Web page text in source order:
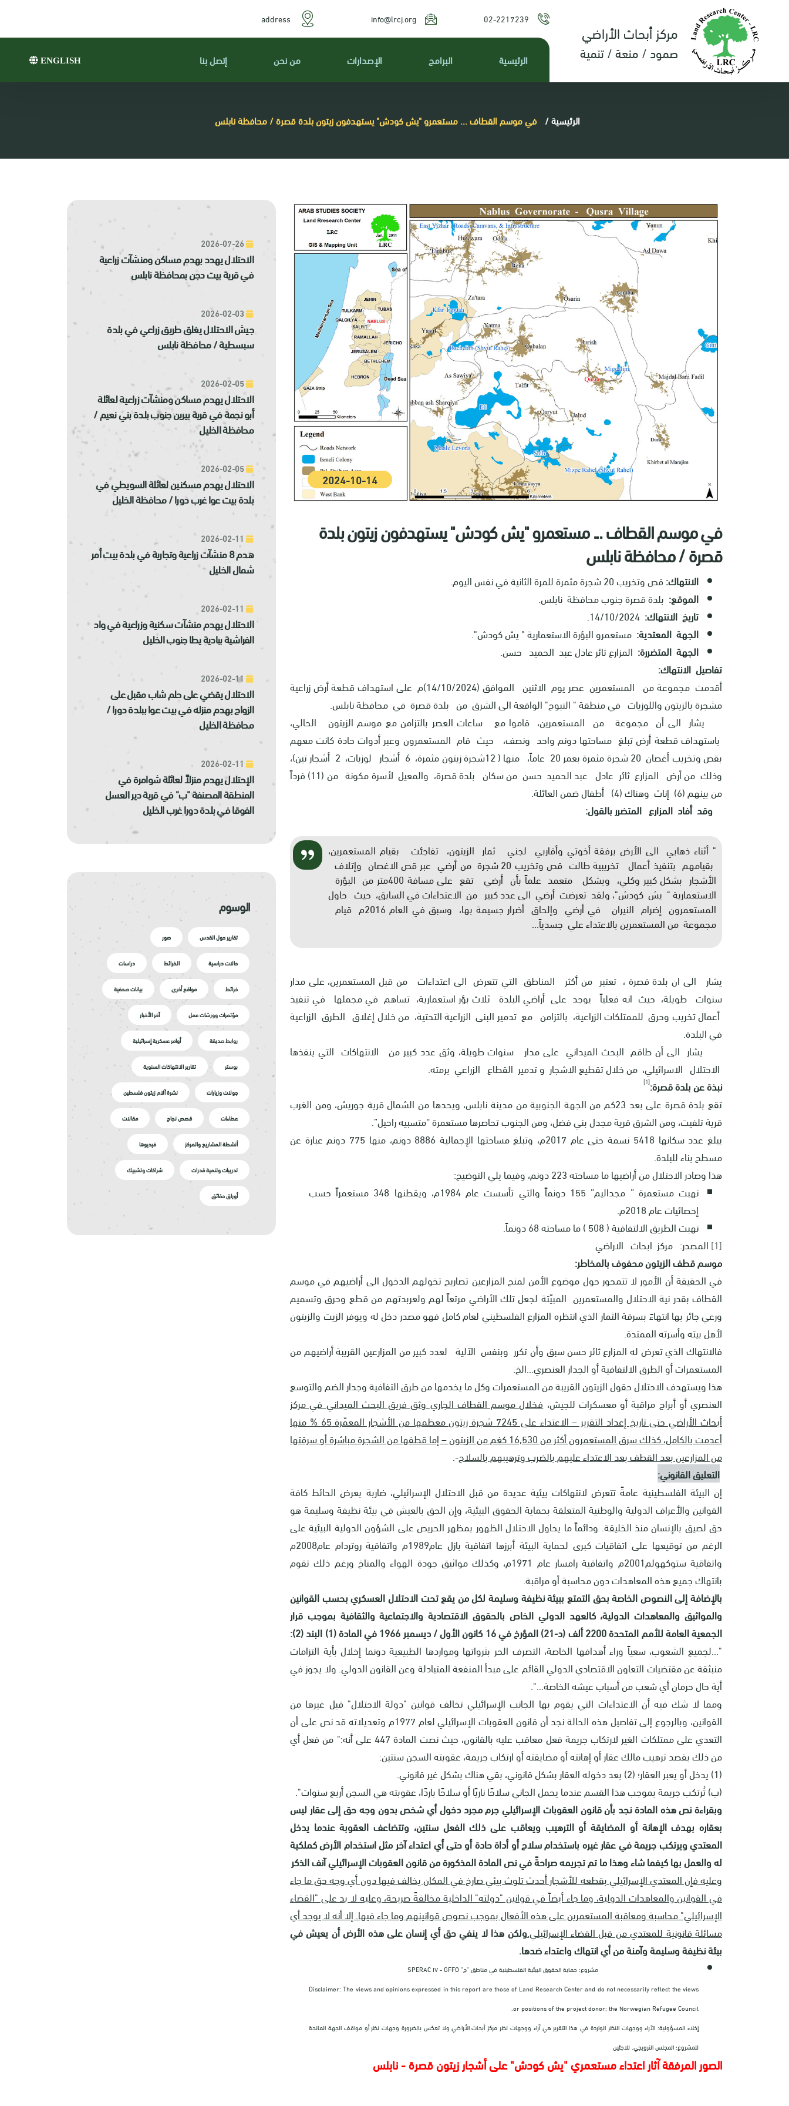
مركز أبحاث الأراضي
صمود / منعة / تنمية
02-2217239
info@lrcj.org
address
الرئيسية البرامج الإصدارات من نحن إتصل بنا ENGLISH
الرئيسية/ في موسم القطاف ... مستعمرو "يش كودش" يستهدفون زيتون بلدة قصرة / محافظة نابلس
2024-10-14
في موسم القطاف ... مستعمرو "يش كودش" يستهدفون زيتون بلدة
قصرة / محافظة نابلس
الانتهاك:قص وتخريب 20 شجرة مثمرة للمرة الثانية في نفس اليوم.
الموقع: بلدة قصرة جنوب محافظة نابلس.
تاريخ الانتهاك:
الجهة المعتدية: مستعمرو البؤرة الاستعمارية " يش كودش".
الجهة المتضررة: المزارع ثائر عادل عبد الحميد حسن.
تفاصيل الانتهاك:
أقدمت مجموعة من المستعمرين عصر يوم الاثنين الموافق (14/10/2024)م على استهداف قطعة أرض زراعية
مشجرة بالزيتون واللوزيات في منطقة " النبوح" الواقعة الى الشرق من بلدة قصرة في محافظة نابلس.
يشار الى أن مجموعة من المستعمرين، قاموا مع ساعات العصر بالتزامن مع موسم الزيتون الحالي،
باستهداف قطعة أرض تبلغ مساحتها دونم واحد ونصف، حيث قام المستعمرون وعبر أدوات حادة كانت معهم
بقص وتخريب أغصان 20 شجرة مثمرة بعمر 20 عاماً، منها ( 12شجرة زيتون مثمرة، 6 أشجار لوزيات، 2 أشجار تين)،
وذلك من أرض المزارع ثائر عادل عبد الحميد حسن من سكان بلدة قصرة، والمعيل لأسرة مكونة من (11) فرداً
من بينهم (6) إناث وهناك (4) أطفال ضمن العائلة.
وقد أفاد المزارع المتضرر بالقول:
" أثناء ذهابي الى الأرض برفقة أخوتي وأقاربي لجني ثمار الزيتون، تفاجئت بقيام المستعمرين،
بقيامهم بتنفيذ أعمال تخريبية طالت قص وتخريب 20 شجرة من أرضي عبر قص الاغصان وإتلاف
الأشجار بشكل كبير وكلي، وبشكل متعمد علماً بأن أرضي تقع على مسافة 400متر من البؤرة
الاستعمارية " يش كودش"، ولقد تعرضت أرضي الى عدد كبير من الاعتداءات في السابق، حيث حاول
المستعمرون إضرام النيران في أرضي وإلحاق أضرار جسيمة بها، وسبق في العام 2016م قيام
مجموعة من المستعمرين بالاعتداء علي جسدياً...
يشار الى ان بلدة قصرة ، تعتبر من أكثر المناطق التي تتعرض الى اعتداءات من قبل المستعمرين، على مدار
سنوات طويلة، حيث انه فعلياً يوجد على أراضي البلدة ثلاث بؤر استعمارية، تساهم في مجملها في تنفيذ
أعمال تخريب وحرق للممتلكات الزراعية، بالتزامن مع تدمير البنى الزراعية التحتية، من خلال إغلاق الطرق الزراعية
في البلدة.
يشار الى أن طاقم البحث الميداني على مدار سنوات طويلة، وثق عدد كبير من الانتهاكات التي ينفذها
الاحتلال الاسرائيلي، من خلال تقطيع الاشجار و تدمير القطاع الزراعي برمته.
نبذة عن بلدة قصرة:[1]
تقع بلدة قصرة على بعد 23كم من الجهة الجنوبية من مدينة نابلس، ويحدها من الشمال قرية جوريش، ومن الغرب
قرية تلفيت، ومن الشرق قرية مجدل بني فضل، ومن الجنوب تحاصرها مستعمرة “متسبيه راحيل”.
يبلغ عدد سكانها 5418 نسمة حتى عام 2017م، وتبلغ مساحتها الإجمالية 8886 دونم، منها 775 دونم عبارة عن
مسطح بناء للبلدة.
هذا وصادر الاحتلال من أراضيها ما مساحته 223 دونم، وفيما يلي التوضيح:
نهبت مستعمرة ” مجداليم” 155 دونماً والتي تأسست عام 1984م، ويقطنها 348 مستعمراً حسب
إحصائيات عام 2018م.
نهبت الطريق الالتفافية ( 508 ) ما مساحته 68 دونماً.
[1]المصدر: مركز ابحاث الاراضي
موسم قطف الزيتون محفوف بالمخاطر:
في الحقيقة أن الأمور لا تتمحور حول موضوع الأمن لمنح المزارعين تصاريح تخولهم الدخول الى أراضيهم في موسم
القطاف بقدر نية الاحتلال والمستعمرين المبيّتة لجعل تلك الأراضي مرتعاً لهم ولعربدتهم من قطع وحرق وتسميم
ورعي جائر بها انتهاءً بسرقة الثمار الذي انتظره المزارع الفلسطيني لعام كامل فهو مصدر دخل له ويوفر الزيت والزيتون
لأهل بيته وأسرته الممتدة.
فالانتهاك الذي تعرض له المزارع ثائر حسن سبق وأن تكرر وبنفس الآلية لعدد كبير من المزارعين القريبة أراضيهم من
المستعمرات أو الطرق الالتفافية أو الجدار العنصري...الخ.
هذا ويستهدف الاحتلال حقول الزيتون القريبة من المستعمرات وكل ما يخدمها من طرق التفافية وجدار الضم والتوسع
العنصري أو أبراج مراقبة أو معسكرات للجيش، فخلال موسم القطاف الجاري وثق فريق البحث الميداني في مركز
أبحاث الأراضي حتى تاريخ إعداد التقرير – الاعتداء على 7245 شجرة زيتون معظمها من الأشجار المعمّرة 65 % منها
أعدمت بالكامل، كذلك سرق المستعمرون أكثر من 16,530 كغم من الزيتون – إما قطفها من الشجرة مباشرة أو سرقتها
من المزارعين بعد القطف بعد الاعتداء عليهم بالضرب وترهيبهم بالسلاح-.
التعليق القانوني:
إن البيئة الفلسطينية عامةً تتعرض لانتهاكات بيئية عديدة من قبل الاحتلال الإسرائيلي، ضاربة بعرض الحائط كافة
القوانين والأعراف الدولية والوطنية المتعلقة بحماية الحقوق البيئية، وإن الحق بالعيش في بيئة نظيفة وسليمة هو
حق لصيق بالإنسان منذ الخليقة. ودائماً ما يحاول الاحتلال الظهور بمظهر الحريص على الشؤون الدولية البيئية على
الرغم من توقيعها على اتفاقيات كبرى لحماية البيئة أبرزها اتفاقية بازل عام1989م واتفاقية روتردام عام2008م
واتفاقية ستوكهولم2001م واتفاقية رامسار عام 1971م، وكذلك مواثيق جودة الهواء والمناخ ورغم ذلك تقوم
بانتهاك جميع هذه المعاهدات دون محاسبة أو مراقبة.
بالإضافة إلى النصوص الخاصة بحق التمتع ببيئة نظيفة وسليمة لكل من يقع تحت الاحتلال العسكري بحسب القوانين
والمواثيق والمعاهدات الدولية، كالعهد الدولي الخاص بالحقوق الاقتصادية والاجتماعية والثقافية بموجب قرار
الجمعية العامة للأمم المتحدة 2200 ألف (د-21) المؤرخ في 16 كانون الأول / ديسمبر 1966 في المادة (1) البند (2):
"...لجميع الشعوب، سعياً وراء أهدافها الخاصة، التصرف الحر بثرواتها ومواردها الطبيعية دونما إخلال بأية التزامات
منبثقة عن مقتضيات التعاون الاقتصادي الدولي القائم على مبدأ المنفعة المتبادلة وعن القانون الدولي. ولا يجوز في
أية حال حرمان أي شعب من أسباب عيشه الخاصة...".
ومما لا شك فيه أن الاعتداءات التي يقوم بها الجانب الإسرائيلي تخالف قوانين "دولة الاحتلال" قبل غيرها من
القوانين، وبالرجوع إلى تفاصيل هذه الحالة نجد أن قانون العقوبات الإسرائيلي لعام 1977م وتعديلاته قد نص على أن
التعدي على ممتلكات الغير لارتكاب جريمة فعل معاقب عليه بالقانون، حيث نصت المادة 447 على أنه:" من فعل أي
من ذلك بقصد ترهيب مالك عقار أو إهانته أو مضايقته أو ارتكاب جريمة، عقوبته السجن سنتين:
(1) يدخل أو يعبر العقار؛ (2) بعد دخوله العقار بشكل قانوني، بقي هناك بشكل غير قانوني.
(ب) تُرتكب جريمة بموجب هذا القسم عندما يحمل الجاني سلاحًا ناريًا أو سلاحًا باردًا، عقوبته هي السجن أربع سنوات".
وبقراءة نص هذه المادة نجد بأن قانون العقوبات الإسرائيلي جرم مجرد دخول أي شخص بدون وجه حق إلى عقار ليس
بعقاره بهدف الإهانة أو المضايقة أو الترهيب ويعاقب على ذلك الفعل سنتين، وتتضاعف العقوبة عندما يدخل
المعتدي ويرتكب جريمة في عقار غيره باستخدام سلاح أو أداة حادة أو حتى أي اعتداء آخر مثل استخدام الأرض كملكية
له والعمل بها كيفما شاء وهذا ما تم تجريمه صراحةً في نص المادة المذكورة من قانون العقوبات الإسرائيلي آنف الذكر
وعليه فإن المعتدي الإسرائيلي بقطعه للأشجار أحدث تلوث بيئي صارخ في المكان يخالف فيها دون أي وجه حق ما جاء
في القوانين والمعاهدات الدولية، وما جاء أيضاً في قوانين "دولته" الداخلية مخالفةً صريحة، وعليه لا بد على "القضاء
الإسرائيلي" محاسبة ومعاقبة المستعمرين على هذه الأفعال بموجب نصوص قوانينهم وما جاء فيها. إلا أنه لا يوجد أي
مسائلة قانونية للمعتدي من قبل القضاء الإسرائيلي.ولكن هذا لا ينفي حق أي إنسان على هذه الأرض أن يعيش في
بيئة نظيفة وسليمة وآمنة من أي انتهاك واعتداء ضدها.
مشروع: حماية الحقوق البيئية الفلسطينية في مناطق "ج" SPERAC IV - GFFO
Disclaimer: The views and opinions expressed in this report are those of Land Research Center and do not necessarily reflect the views
or positions of the project donor; the Norwegian Refugee Council.
إخلاء المسؤولية: الآراء ووجهات النظر الواردة في هذا التقرير هي آراء ووجهات نظر مركز أبحاث الأراضي ولا تعكس بالضرورة وجهات نظر أو مواقف الجهة المانحة
للمشروع؛ المجلس النرويجي. للاجئين
الصور المرفقة آثار اعتداء مستعمري "يش كودش" على أشجار زيتون قصرة - نابلس
الاحتلال يهدد بهدم مساكن ومنشآت زراعية
في قرية بيت دجن بمحافظة نابلس
جيش الاحتلال يغلق طريق زراعي في بلدة
سبسطية / محافظة نابلس
الاحتلال يهدم مساكن ومنشآت زراعية لعائلة
أبو نجمة في قرية بيرين جنوب بلدة بني نعيم /
محافظة الخليل
الاحتلال يهدم مسكنين لعائلة السويطي في
بلدة بيت عوا غرب دورا / محافظة الخليل
هدم 8 منشآت زراعية وتجارية في بلدة بيت أمر
شمال الخليل
الاحتلال يهدم منشآت سكنية وزراعية في واد
الفراشية ببادية يطا جنوب الخليل
الاحتلال يقضي على حلم شاب مقبل على
الزواج بهدم منزله في بيت عوا ببلدة دورا /
محافظة الخليل
الإحتلال يهدم منزلاً لعائلة شوامرة في
المنطقة المصنفة "ب" في قرية دير العسل
الفوقا في بلدة دورا غرب الخليل
الوسوم
تقارير حول القدس صور
حالات دراسية الخرائط دراسات
خرائط مواقع أخرى بيانات صحفية
مؤتمرات وورشات عمل آخر الأخبار
روابط صديقة أوامر عسكرية إسرائيلية
بوستر تقارير الانتهاكات السنوية
جولات وزيارات نشرة آلام زيتون فلسطين
عطاءات قصص نجاح مقالات
أنشطة المشاريع والمركز فيديوها
تدريبات وتنمية قدرات شراكات وتشبيك
أوراق حقائق